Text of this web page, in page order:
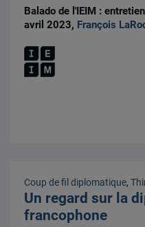
Balado de l'IEIM :
avril 2023, François
Coup de fil diplomatique,
Un regard sur la
francophone